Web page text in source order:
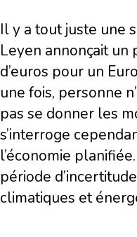
Il y a tout juste une
Leyen annonçait
d’euros pour un
une fois, personne
pas se donner les
s’interroge
l’économie
période
climatiques et